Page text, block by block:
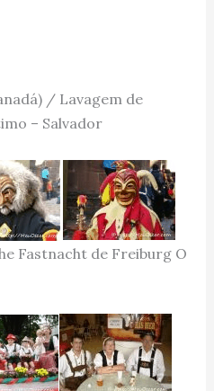
/ Lavagem de
– Salvador
Fastnacht de Freiburg O